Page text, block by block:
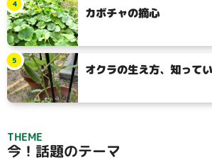
カボチャの摘心
4
オクラの生え方、知って
5
THEME
今！話題のテーマ